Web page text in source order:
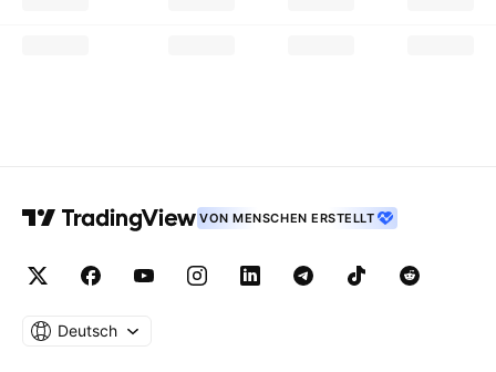
VON MENSCHEN ERSTELLT
Deutsch